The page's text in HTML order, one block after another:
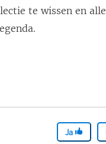
te wissen en alle
Ja